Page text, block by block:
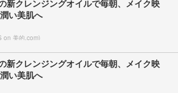
新クレンジングオイルで毎朝、メイク映
い美肌へ
on 美的.com)
新クレンジングオイルで毎朝、メイク映
い美肌へ